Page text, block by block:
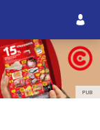
PUB